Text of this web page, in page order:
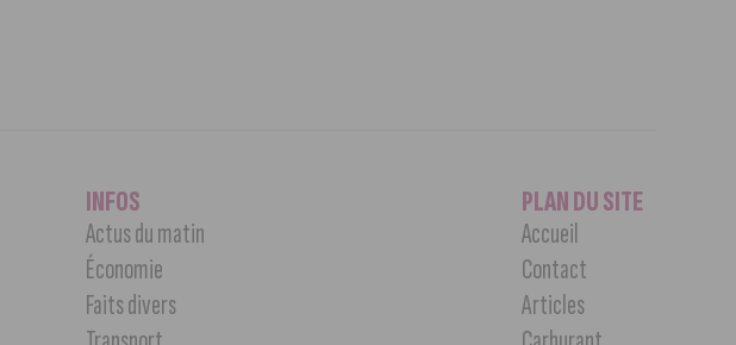
INFOS
Actus du matin
Économie
Faits divers
PLAN DU SITE
Accueil
Contact
Articles